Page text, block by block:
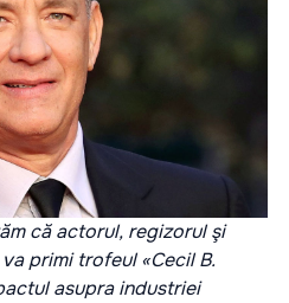
că actorul, regizorul şi
primi trofeul «Cecil B.
asupra industriei